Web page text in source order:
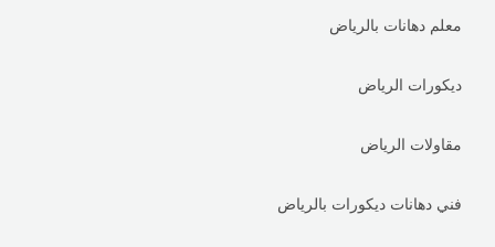
معلم دهانات بالرياض
ديكورات الرياض
مقاولات الرياض
فني دهانات ديكورات بالرياض